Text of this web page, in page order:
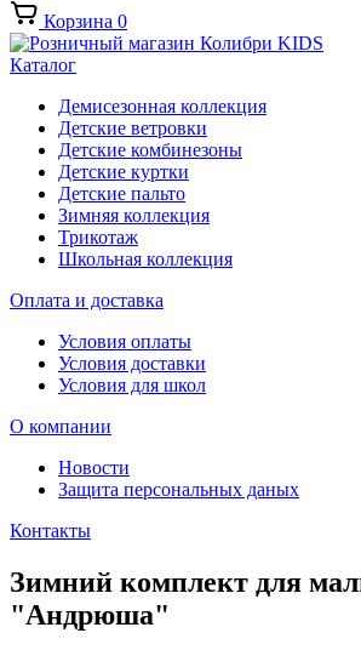
Корзина 0
Каталог
Демисезонная коллекция
Детские ветровки
Детские комбинезоны
Детские куртки
Детские пальто
Зимняя коллекция
Трикотаж
Школьная коллекция
Оплата и доставка
Условия оплаты
Условия доставки
Условия для школ
О компании
Новости
Защита персональных даных
Контакты
Зимний комплект для
"Андрюша"